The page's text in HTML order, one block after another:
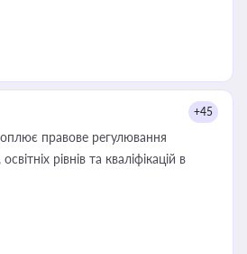
+45
правове регулювання
рівнів та кваліфікацій в